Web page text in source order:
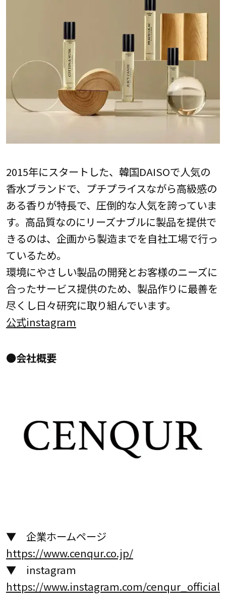
2015年にスタートした、韓国DAISOで人気の
香水ブランドで、プチプライスながら高級感の
ある香りが特長で、圧倒的な人気を誇っていま
す。高品質なのにリーズナブルに製品を提供で
きるのは、企画から製造までを自社工場で行っ
ているため。
環境にやさしい製品の開発とお客様のニーズに
合ったサービス提供のため、製品作りに最善を
尽くし日々研究に取り組んでいます。
公式instagram
●会社概要
▼ 企業ホームページ
https://www.cenqur.co.jp/
▼ instagram
https://www.instagram.com/cenqur_official